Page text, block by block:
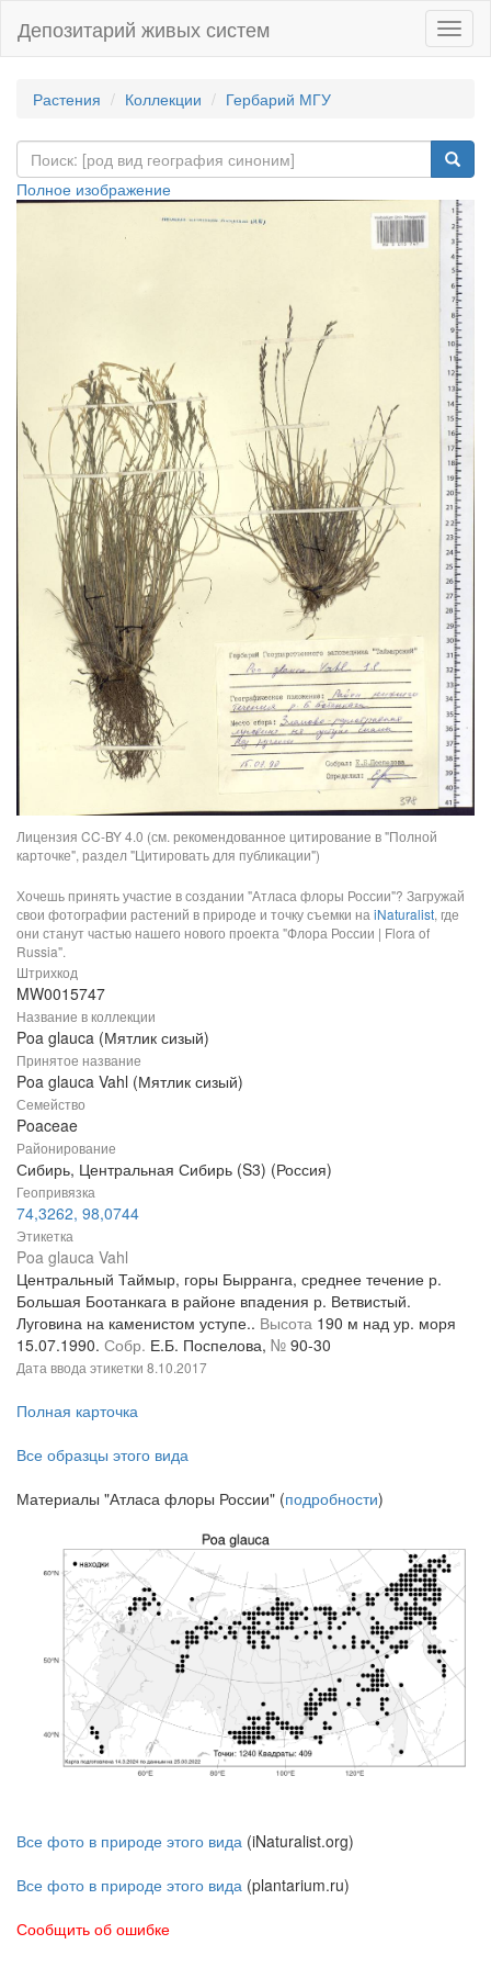
Депозитарий живых систем
Растения Коллекции Гербарий МГУ
Полное изображение
Лицензия CC-BY 4.0 (см. рекомендованное цитирование в "Полной
карточке", раздел "Цитировать для публикации")
Хочешь принять участие в создании "Атласа флоры России"? Загружай
свои фотографии растений в природе и точку съемки наiNaturalist, где
они станут частью нашего нового проекта "Флора России | Flora of
Russia".
Штрихкод
MW0015747
Название в коллекции
Poa glauca (Мятлик сизый)
Принятое название
Poa glauca Vahl (Мятлик сизый)
Семейство
Poaceae
Районирование
Сибирь, Центральная Сибирь (S3) (Россия)
Геопривязка
74,3262, 98,0744
Этикетка
Poa glauca Vahl
Центральный Таймыр, горы Бырранга, среднее течение р.
Большая Боотанкага в районе впадения р. Ветвистый.
Луговина на каменистом уступе.. Высота 190 м над ур. моря
15.07.1990. Собр. Е.Б. Поспелова, № 90-30
Дата ввода этикетки 8.10.2017
Полная карточка
Все образцы этого вида
Материалы "Атласа флоры России" (подробности)
Все фото в природе этого вида (iNaturalist.org)
Все фото в природе этого вида (plantarium.ru)
Сообщить об ошибке